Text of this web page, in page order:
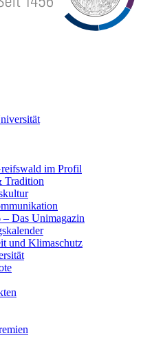
im Profil
Tradition
– Das Unimagazin
und Klimaschutz